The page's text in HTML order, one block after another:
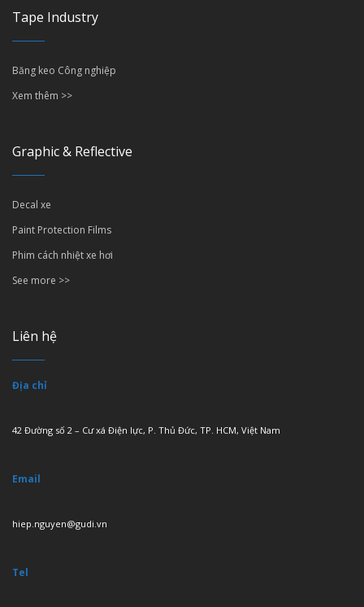
Tape Industry
Băng keo Công nghiệp
Xem thêm >>
Graphic & Reflective
Decal xe
Paint Protection Films
Phim cách nhiệt xe hơi
See more >>
Liên hệ
Địa chỉ
42 Đường số 2 – Cư xá Điện lực, P. Thủ Đức, TP. HCM, Việt Nam
Email
hiep.nguyen@gudi.vn
Tel